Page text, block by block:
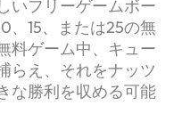
いフリーゲームボー
、15、または25の無
料ゲーム中、キュー
らえ、それをナッツ
な勝利を収める可能